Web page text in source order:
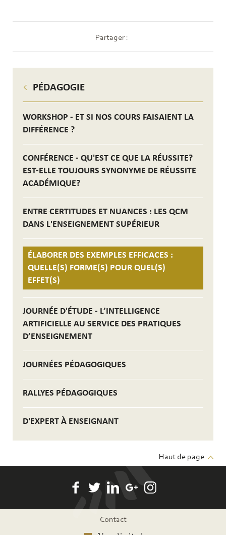
PÉDAGOGIE
WORKSHOP - ET SI NOS COURS FAISAIENT LA
DIFFÉRENCE ?
CONFÉRENCE - QU'EST CE QUE LA RÉUSSITE?
EST-ELLE TOUJOURS SYNONYME DE RÉUSSITE
ACADÉMIQUE?
ENTRE CERTITUDES ET NUANCES : LES QCM
DANS L'ENSEIGNEMENT SUPÉRIEUR
ÉLABORER DES EXEMPLES EFFICACES :
QUELLE(S) FORME(S) POUR QUEL(S)
EFFET(S)
JOURNÉE D'ÉTUDE - L’INTELLIGENCE
ARTIFICIELLE AU SERVICE DES PRATIQUES
D’ENSEIGNEMENT
JOURNÉES PÉDAGOGIQUES
RALLYES PÉDAGOGIQUES
D'EXPERT À ENSEIGNANT
Partager :
Haut de page
Contact